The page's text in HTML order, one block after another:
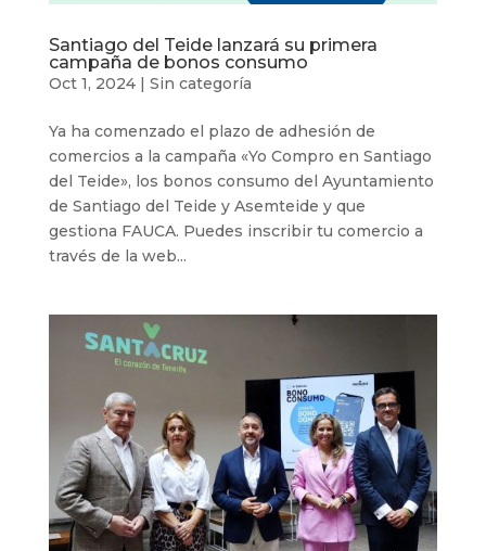
Santiago del Teide lanzará su primera
campaña de bonos consumo
Oct 1, 2024| Sin categoría
Ya ha comenzado el plazo de adhesión de
comercios a la campaña «Yo Compro en Santiago
del Teide», los bonos consumo del Ayuntamiento
de Santiago del Teide y Asemteide y que
gestiona FAUCA. Puedes inscribir tu comercio a
través de la web...